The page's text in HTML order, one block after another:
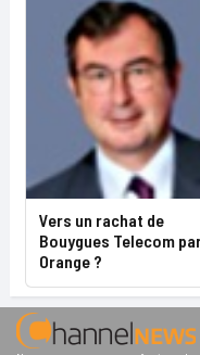
Vers un rachat de
Bouygues Telecom
Orange ?